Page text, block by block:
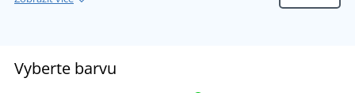
Vyberte barvu